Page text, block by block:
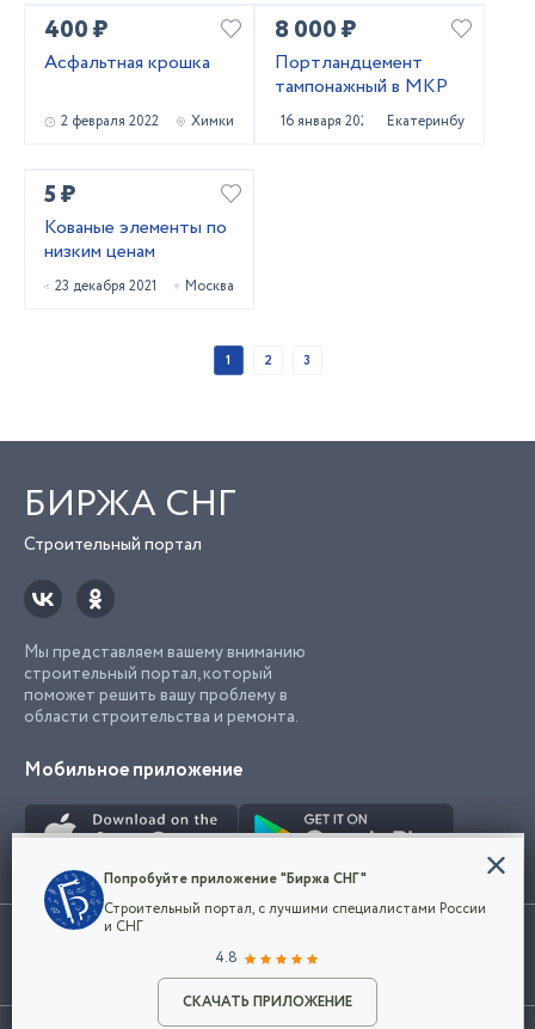
Разместить объявление
400 ₽
Асфальтная крошка
2 февраля 2022 Химки
8 000 ₽
Портландцемент
тампонажный в МКР
16 января 2022 Екатеринбург
5 ₽
Кованые элементы по
низким ценам
23 декабря 2021 Москва
1 2 3
БИРЖА СНГ
Строительный портал
Мы представляем вашему вниманию
строительный портал, который
поможет решить вашу проблему в
области строительства и ремонта.
Мобильное приложение
Использование сайта, в том числе подача объявлений, означает
марки представленные на сайте являются собственностью их
Конфиденциальность
Мы используем файлы cookie, чтобы сделать
наш сайт удобным для каждого
Политикой конфиденциальности компании
и принимаете условия использования cookie.
Попробуйте приложение "Биржа СНГ"
Строительный портал, с лучшими специалистами России
и СНГ
4.8
СКАЧАТЬ ПРИЛОЖЕНИЕ